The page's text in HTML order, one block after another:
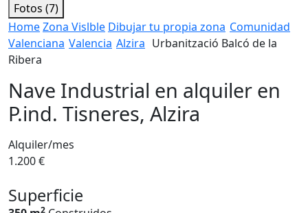
Fotos (7)
HomeZona Vislble Dibujar tu propia zona Comunidad
Valenciana Valencia Alzira Urbanització Balcó de la
Ribera
Nave Industrial en alquiler en
P.ind. Tisneres, Alzira
Alquiler/mes
1.200 €
Superficie
2